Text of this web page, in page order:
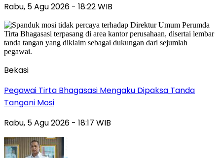
Rabu, 5 Agu 2026 - 18:22 WIB
Bekasi
Pegawai Tirta Bhagasasi Mengaku Dipaksa Tanda
Tangani Mosi
Rabu, 5 Agu 2026 - 18:17 WIB